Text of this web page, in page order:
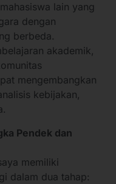
lain yang
dengan
berbeda.
akademik,
mengembangkan
kebijakan,
Pendek dan
memiliki
dalam dua tahap: